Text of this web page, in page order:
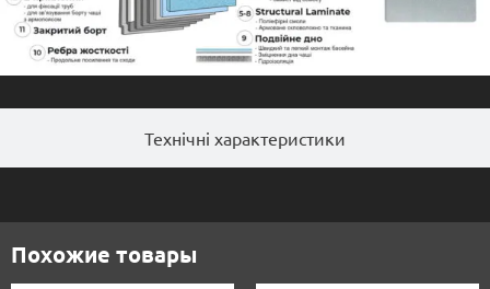
Технічні характеристики
Похожие товары